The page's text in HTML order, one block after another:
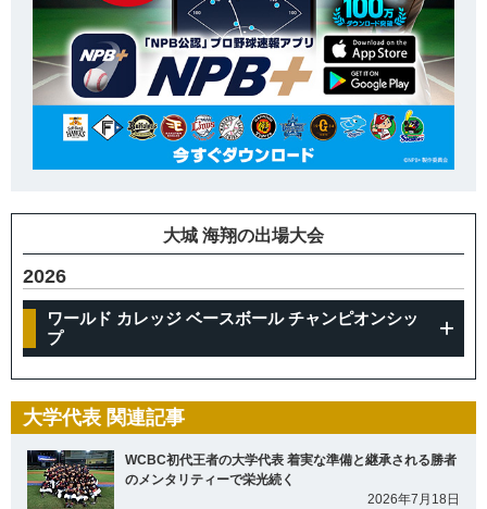
大城 海翔の出場大会
2026
ワールド カレッジ ベースボール チャンピオンシッ
プ
大学代表 関連記事
WCBC初代王者の大学代表 着実な準備と継承される勝者
のメンタリティーで栄光続く
2026年7月18日